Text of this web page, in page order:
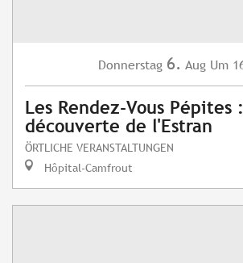
Donnerstag 6. Aug Um
Les Rendez-Vous Pépites
découverte de l'Estran
ÖRTLICHE VERANSTALTUNGEN
Hôpital-Camfrout